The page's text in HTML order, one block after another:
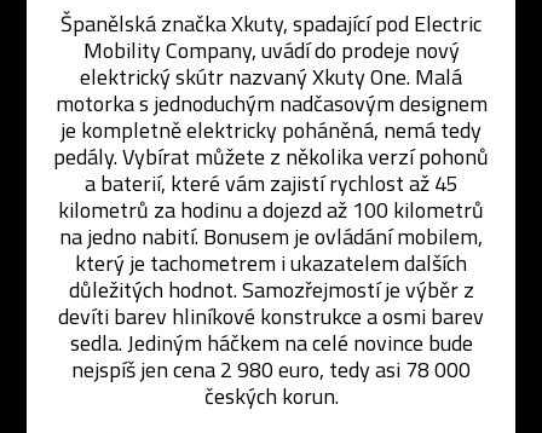
Španělská značka Xkuty, spadající pod Electric
Mobility Company, uvádí do prodeje nový
elektrický skútr nazvaný Xkuty One. Malá
motorka s jednoduchým nadčasovým designem
je kompletně elektricky poháněná, nemá tedy
pedály. Vybírat můžete z několika verzí pohonů
a baterií, které vám zajistí rychlost až 45
kilometrů za hodinu a dojezd až 100 kilometrů
na jedno nabití. Bonusem je ovládání mobilem,
který je tachometrem i ukazatelem dalších
důležitých hodnot. Samozřejmostí je výběr z
devíti barev hliníkové konstrukce a osmi barev
sedla. Jediným háčkem na celé novince bude
nejspíš jen cena 2 980 euro, tedy asi 78 000
českých korun.